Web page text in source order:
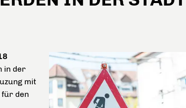
in der
mit
den